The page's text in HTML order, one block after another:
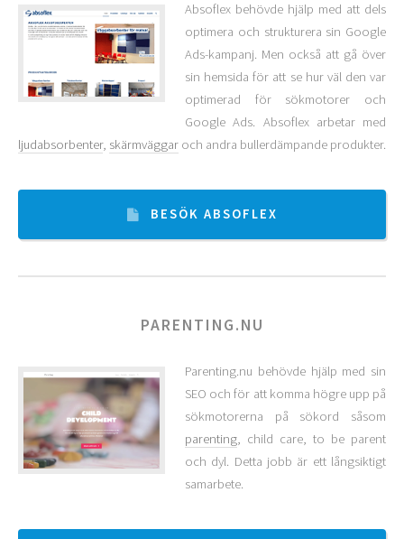
Absoflex behövde hjälp med att dels
optimera och strukturera sin Google
Ads-kampanj. Men också att gå över
sin hemsida för att se hur väl den var
optimerad för sökmotorer och
Google Ads. Absoflex arbetar med
ljudabsorbenter, skärmväggar och andra bullerdämpande produkter.
BESÖK ABSOFLEX
PARENTING.NU
Parenting.nu behövde hjälp med sin
SEO och för att komma högre upp på
sökmotorerna på sökord såsom
parenting, child care, to be parent
och dyl. Detta jobb är ett långsiktigt
samarbete.